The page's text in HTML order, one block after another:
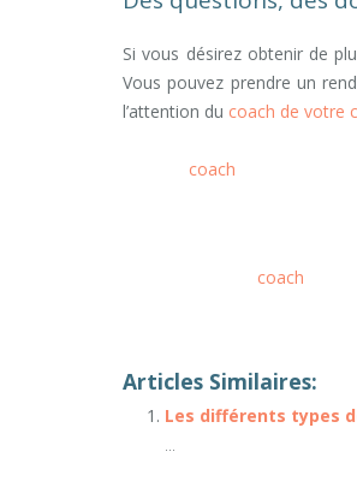
Si vous désirez obtenir de
Vous pouvez prendre un
l’attention du coach de votre
coach
coach
Articles Similaires:
Les différents types
...